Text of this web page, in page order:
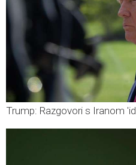
Trump: Razgovori s Iranom